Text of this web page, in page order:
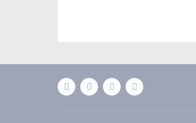
Ürün açıklamasında eksik bilgiler